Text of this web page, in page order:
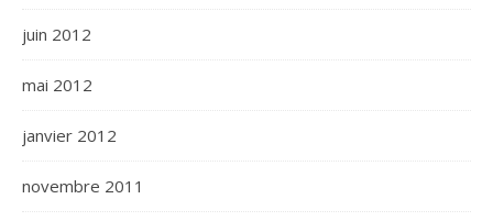
juin 2012
mai 2012
janvier 2012
novembre 2011